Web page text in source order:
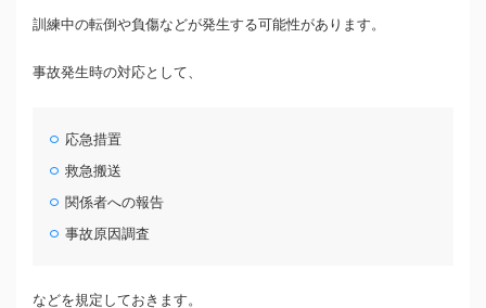
訓練中の転倒や負傷などが発生する可能性があります。
事故発生時の対応として、
応急措置
救急搬送
関係者への報告
事故原因調査
などを規定しておきます。